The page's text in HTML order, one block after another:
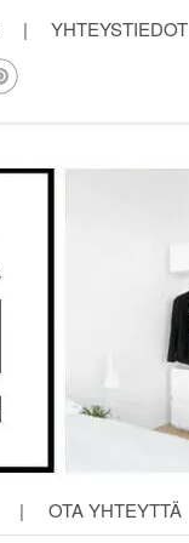
| YHTEYSTIEDOT
| OTA YHTEYTTÄ